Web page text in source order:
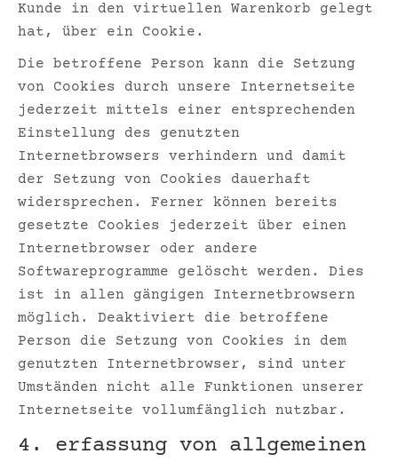
Kunde in den virtuellen Warenkorb gelegt
hat, über ein Cookie.
Die betroffene Person kann die Setzung
von Cookies durch unsere Internetseite
jederzeit mittels einer entsprechenden
Einstellung des genutzten
Internetbrowsers verhindern und damit
der Setzung von Cookies dauerhaft
widersprechen. Ferner können bereits
gesetzte Cookies jederzeit über einen
Internetbrowser oder andere
Softwareprogramme gelöscht werden. Dies
ist in allen gängigen Internetbrowsern
möglich. Deaktiviert die betroffene
Person die Setzung von Cookies in dem
genutzten Internetbrowser, sind unter
Umständen nicht alle Funktionen unserer
Internetseite vollumfänglich nutzbar.
4. erfassung von allgemeinen